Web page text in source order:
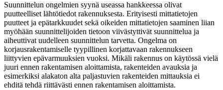
Suunnittelun ongelmien syynä useassa hankkeessa olivat
puutteelliset lähtötiedot rakennuksesta. Erityisesti mittatietojen
puutteet ja epätarkkuudet sekä oikeiden mittatietojen saaminen liian
myöhään suunnittelijoiden tietoon viivästyttivät suunnittelua ja
aiheuttivat uudelleen suunnittelun tarvetta. Ongelma on
korjausrakentamiselle tyypillinen korjattavaan rakennukseen
liittyvien epävarmuuksien vuoksi. Mikäli rakennus on käytössä vielä
juuri ennen rakentamisen aloittamista, rakenteiden avauksia ja
esimerkiksi alakaton alta paljastuvien rakenteiden mittauksia ei
ehditä tehdä riittävästi ennen rakentamisen aloittamista.